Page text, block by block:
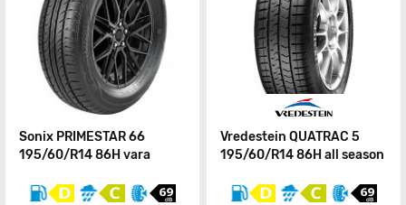
Sonix PRIMESTAR 66
195/60/R14 86H vara
Vredestein QUATRAC 5
195/60/R14 86H all season